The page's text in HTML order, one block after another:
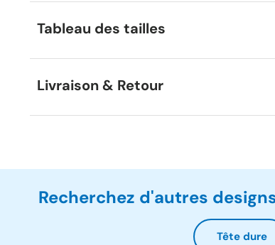
Tableau des tailles
Livraison & Retour
Recherchez d'autres
Tête dure